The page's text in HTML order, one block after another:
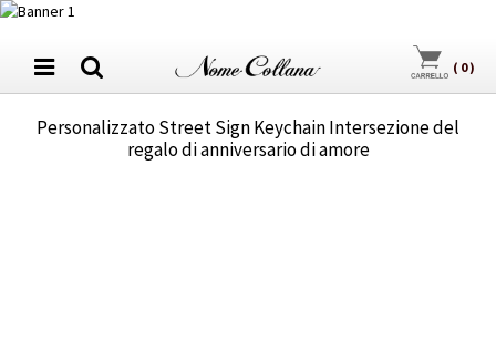
( 0)
Personalizzato Street Sign Keychain Intersezione del
regalo di anniversario di amore